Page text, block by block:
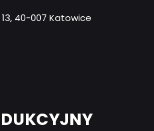
40-007 Katowice